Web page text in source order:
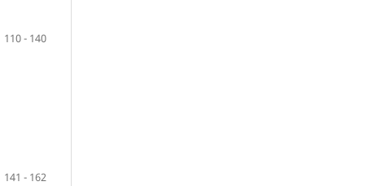
110 - 140
141 - 162